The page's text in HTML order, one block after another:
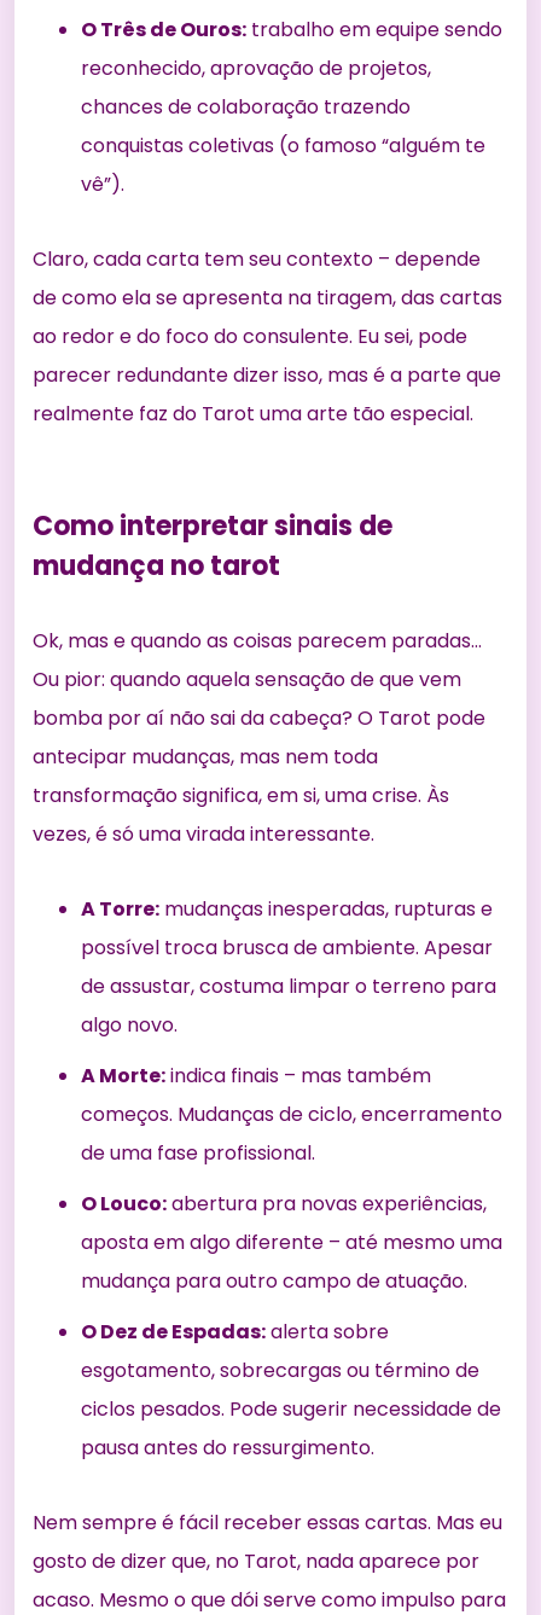
O Três de Ouros: trabalho em equipe sendo
reconhecido, aprovação de projetos,
chances de colaboração trazendo
conquistas coletivas (o famoso “alguém te
vê”).
Claro, cada carta tem seu contexto – depende
de como ela se apresenta na tiragem, das cartas
ao redor e do foco do consulente. Eu sei, pode
parecer redundante dizer isso, mas é a parte que
realmente faz do Tarot uma arte tão especial.
Como interpretar sinais de
mudança no tarot
Ok, mas e quando as coisas parecem paradas…
Ou pior: quando aquela sensação de que vem
bomba por aí não sai da cabeça? O Tarot pode
antecipar mudanças, mas nem toda
transformação significa, em si, uma crise. Às
vezes, é só uma virada interessante.
A Torre: mudanças inesperadas, rupturas e
possível troca brusca de ambiente. Apesar
de assustar, costuma limpar o terreno para
algo novo.
A Morte:indica finais – mas também
começos. Mudanças de ciclo, encerramento
de uma fase profissional.
O Louco:abertura pra novas experiências,
aposta em algo diferente – até mesmo uma
mudança para outro campo de atuação.
O Dez de Espadas:alerta sobre
esgotamento, sobrecargas ou término de
ciclos pesados. Pode sugerir necessidade de
pausa antes do ressurgimento.
Nem sempre é fácil receber essas cartas. Mas eu
gosto de dizer que, no Tarot, nada aparece por
acaso. Mesmo o que dói serve como impulso para